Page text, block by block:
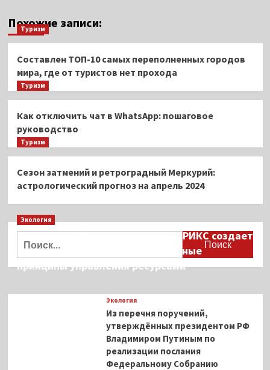
Похожие записи:
Туризм
Составлен ТОП-10 самых переполненных городов
мира, где от туристов нет прохода
Туризм
Как отключить чат в WhatsApp: пошаговое
руководство
Туризм
Сезон затмений и ретроградный Меркурий:
астрологический прогноз на апрель 2024
Экология
Дмитрий Кобылкин: площадка БРИКС создает
возможность сформировать единые
принципы управления ресурсами
Экология
Из перечня поручений,
утверждённых президентом РФ
Владимиром Путиным по
реализации послания
Федеральному Собранию